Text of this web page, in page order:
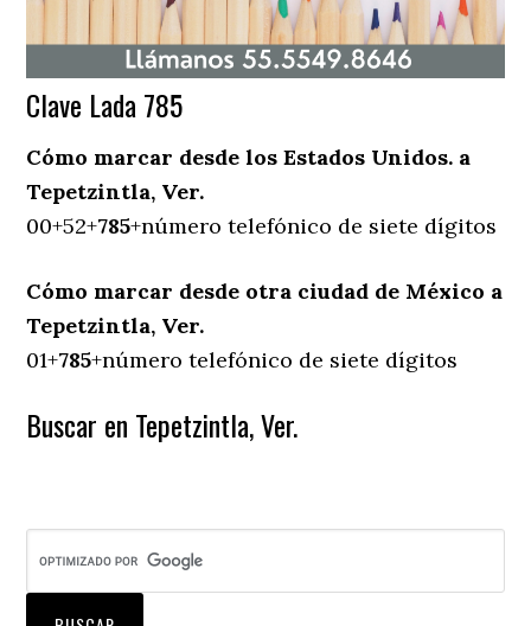
Clave Lada 785
Cómo marcar desde los Estados Unidos. a
Tepetzintla, Ver.
00+52+785+número telefónico de siete dígitos
Cómo marcar desde otra ciudad de México a
Tepetzintla, Ver.
01+785+número telefónico de siete dígitos
Buscar en Tepetzintla, Ver.